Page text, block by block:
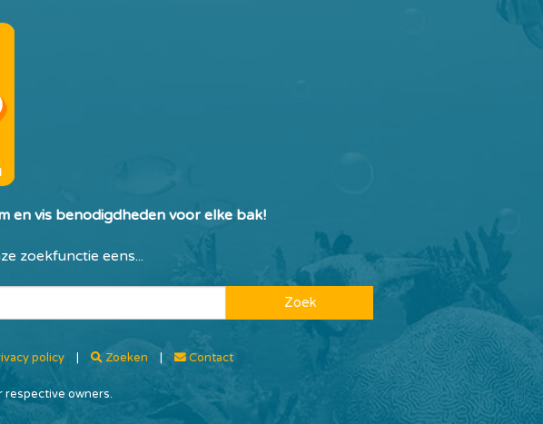
en vis benodigdheden voor elke bak!
zoekfunctie eens...
Zoek
policy | Zoeken | Contact
respective owners.